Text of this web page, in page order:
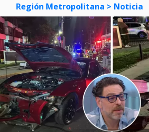
Región Metropolitana > Noticia